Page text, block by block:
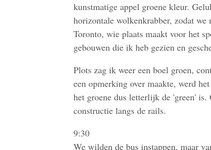
kunstmatige appel groene kleur.
horizontale wolkenkrabber, zodat
Toronto, wie plaats maakt voor het
gebouwen die ik heb gezien en
Plots zag ik weer een boel groen,
een opmerking over maakte, werd
het groene dus letterlijk de 'green'
constructie langs de rails.
9:30
We wilden de bus instappen, maar